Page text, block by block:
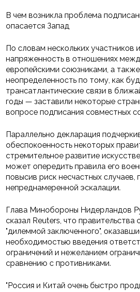
В чем возникла проблема
опасается Запад
По словам нескольких участников
напряженность в отношениях
европейскими союзниками, а также
неопределенность по тому, как
трансатлантические связи в
годы — заставили некоторые
вопросе подписания совместных
Параллельно декларация
обеспокоенность некоторых
стремительное развитие
может опередить правила его
повысив риск несчастных случаев,
непреднамеренной эскалации.
Глава Минобороны Нидерландов
сказал Reuters, что правительства
"дилеммой заключенного",
необходимостью введения
ограничений и нежеланием
сравнению с противниками.
"Россия и Китай очень быстро